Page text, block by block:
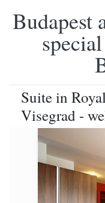
Budapest
Suite in
Visegrad -